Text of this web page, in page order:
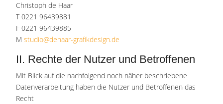
Christoph de Haar
T 0221 96439881
F 0221 96439885
M studio@dehaar-grafikdesign.de
II. Rechte der Nutzer und Betroffenen
Mit Blick auf die nachfolgend noch näher beschriebene
Datenverarbeitung haben die Nutzer und Betroffenen das
Recht